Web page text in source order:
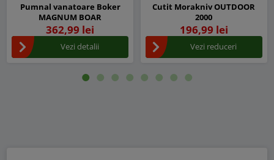
Pumnal vanatoare Boker
MAGNUM BOAR
362,99 lei
Vezi detalii
Cutit Morakniv OUTDOOR
2000
196,99 lei
Vezi reduceri